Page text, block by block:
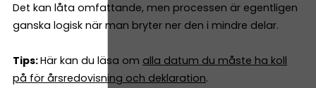
Det kan låta omfattande, men processen är egentligen
ganska logisk när man bryter ner den i mindre delar.
Tips:Här kan du läsa om alla datum du måste ha koll
på för årsredovisning och deklaration.